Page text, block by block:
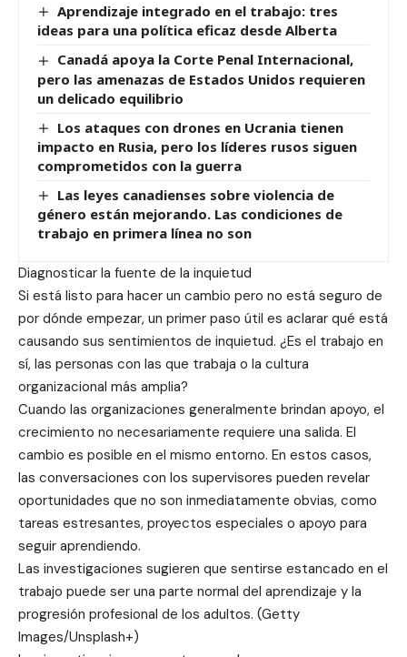
Aprendizaje integrado en el trabajo: tres
ideas para una política eficaz desde Alberta
Canadá apoya la Corte Penal Internacional,
pero las amenazas de Estados Unidos requieren
un delicado equilibrio
Los ataques con drones en Ucrania tienen
impacto en Rusia, pero los líderes rusos siguen
comprometidos con la guerra
Las leyes canadienses sobre violencia de
género están mejorando. Las condiciones de
trabajo en primera línea no son
Diagnosticar la fuente de la inquietud
Si está listo para hacer un cambio pero no está seguro de
por dónde empezar, un primer paso útil es aclarar qué está
causando sus sentimientos de inquietud. ¿Es el trabajo en
sí, las personas con las que trabaja o la cultura
organizacional más amplia?
Cuando las organizaciones generalmente brindan apoyo, el
crecimiento no necesariamente requiere una salida. El
cambio es posible en el mismo entorno. En estos casos,
las conversaciones con los supervisores pueden revelar
oportunidades que no son inmediatamente obvias, como
tareas estresantes, proyectos especiales o apoyo para
seguir aprendiendo.
Las investigaciones sugieren que sentirse estancado en el
trabajo puede ser una parte normal del aprendizaje y la
progresión profesional de los adultos. (Getty
Images/Unsplash+)